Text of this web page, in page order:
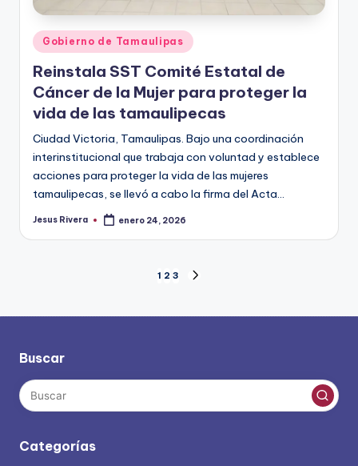
Publicado
en
Gobierno de Tamaulipas
Reinstala SST Comité Estatal de
Cáncer de la Mujer para proteger la
vida de las tamaulipecas
Ciudad Victoria, Tamaulipas. Bajo una coordinación
interinstitucional que trabaja con voluntad y establece
acciones para proteger la vida de las mujeres
tamaulipecas, se llevó a cabo la firma del Acta…
Publicado
Jesus Rivera enero 24, 2026
de
1 2 3
Buscar
Categorías